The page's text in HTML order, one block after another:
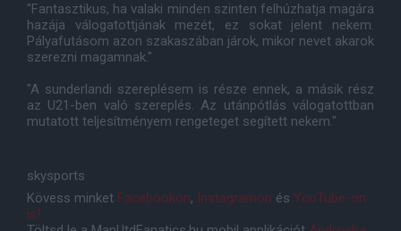
"Fantasztikus, ha valaki minden szinten felhúzhatja magára
hazája válogatottjának mezét, ez sokat jelent nekem.
Pályafutásom azon szakaszában járok, mikor nevet akarok
szerezni magamnak."
"A sunderlandi szereplésem is része ennek, a másik rész
az U21-ben való szereplés. Az utánpótlás válogatottban
mutatott teljesítményem rengeteget segített nekem."
skysports
Kövess minket Facebookon, Instagramon és YouTube-on
is!